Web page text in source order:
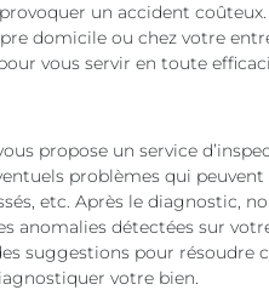
un accident
domicile ou chez votre
vous servir en toute
propose un service
problèmes qui peuvent
etc. Après le diagnostic,
anomalies détectées sur
suggestions pour résoudre
votre bien.